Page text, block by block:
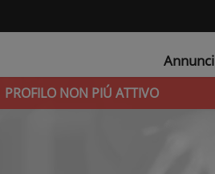
Annunci
PROFILO NON PIÚ ATTIVO